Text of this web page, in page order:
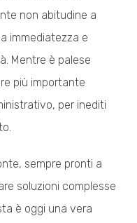
non abitudine a
immediatezza e
Mentre è palese
più importante
per inediti
sempre pronti a
soluzioni complesse
è oggi una vera